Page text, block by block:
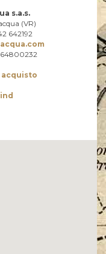
s.a.s.
(VR)
642192